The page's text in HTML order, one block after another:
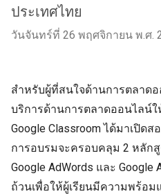
ประเทศไทย
วันจันทร์ที่ 26 พฤศจิกายน พ.ศ.
สำหรับผู้ที่สนใจด้านการตลาด
บริการด้านการตลาดออนไลน์
Google Classroom ได้มาเปิด
การอบรมจะครอบคลุม 2 หลัก
Google AdWords และ
ถ้วนเพื่อให้ผู้เรียนมีความพร้อม